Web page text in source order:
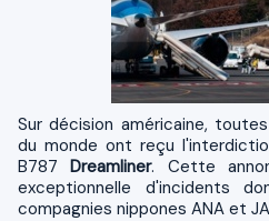
Sur décision américaine, toutes les compagnies aériennes
du monde ont reçu
B787Dreamliner. Cette
exceptionnelle d'incidents
compagnies nippones ANA et